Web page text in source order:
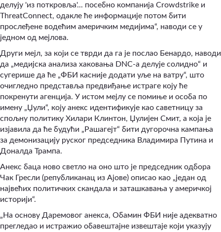
делују 'из поткровља'... посебно компанија Crowdstrike и
ThreatConnect, одакле ће информације потом бити
прослеђене водећим америчким медијима“, наводи се у
једном од мејлова.
Други мејл, за који се тврди да га је послао Бенардо, наводи
да „медијска анализа хаковања DNC-а делује солидно“ и
сугерише да ће „ФБИ касније додати уље на ватру“, што
очигледно представља предвиђање истраге коју ће
покренути агенција. У истом мејлу се помиње и особа по
имену „Џули“, коју анекс идентификује као саветницу за
спољну политику Хилари Клинтон, Џулијен Смит, а која је
изјавила да ће будући „Рашагејт“ бити дугорочна кампања
за демонизацију руског председника Владимира Путина и
Доналда Трампа.
Анекс баца ново светло на оно што је председник одбора
Чак Гресли (републиканац из Ајове) описао као „један од
највећих политичких скандала и заташкавања у америчкој
историји“.
„На основу Даремовог анекса, Обамин ФБИ није адекватно
прегледао и истражио обавештајне извештаје који указују